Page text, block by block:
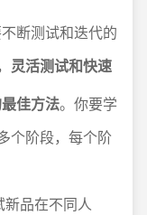
断测试和迭代的
灵活测试和快速
佳方法。你要学
个阶段，每个阶
品在不同人